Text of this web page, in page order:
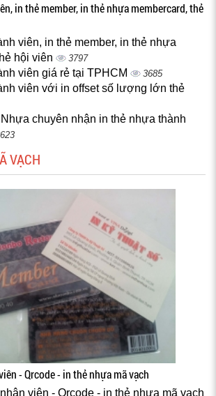
in thẻ member, in thẻ nhựa membercard, thẻ
viên, in thẻ member, in thẻ nhựa
hội viên
3797
viên giá rẻ tại TPHCM 3685
viên với in offset số lượng lớn thẻ
chuyên nhận in thẻ nhựa thành
VẠCH
- Qrcode - in thẻ nhựa mã vạch
viên - Qrcode - in thẻ nhựa mã vạch